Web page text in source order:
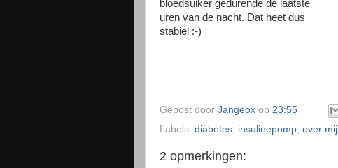
bloedsuiker gedurende de laatste
uren van de nacht. Dat heet dus
stabiel :-)
Gepost door Jangeox op 23:55
Labels: diabetes insulinepomp over mij
2 opmerkingen: